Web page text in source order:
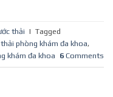
thải | Tagged
phòng khám đa khoa,
khám đa khoa 6 Comments